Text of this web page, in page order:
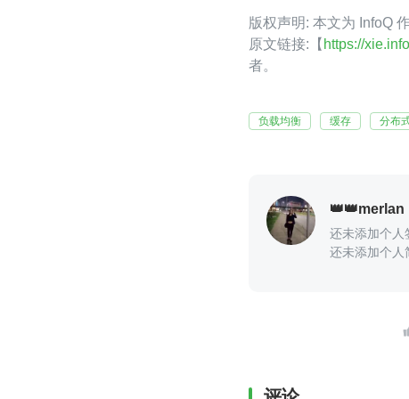
版权声明: 本文为 InfoQ
原文链接:【 https://
者。
负载均衡 缓存 分布
👑👑merlan
还未添加个人
还未添加个人